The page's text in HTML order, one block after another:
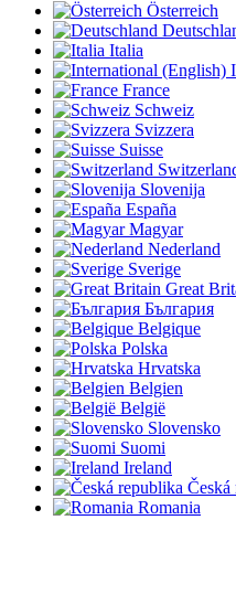
Österreich
Italia
France
Schweiz
Svizzera
Suisse
Slovenija
España
Magyar
Nederland
Sverige
Great
България
Belgique
Polska
Hrvatska
Belgien
België
Slovensko
Suomi
Ireland
Česká
Romania